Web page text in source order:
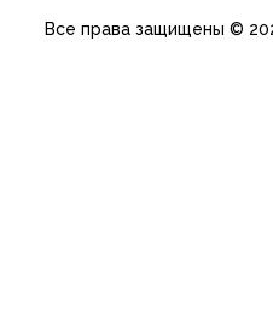
Все права защищены ©